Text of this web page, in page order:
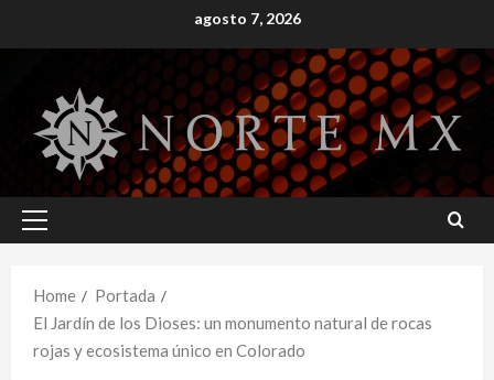
to
agosto 7, 2026
Primary
Home
Portada
El Jardín de los Dioses: un monumento natural de rocas
rojas y ecosistema único en Colorado